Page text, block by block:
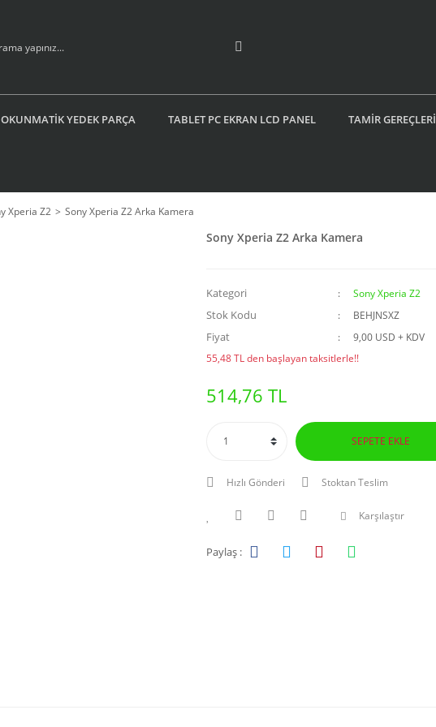
YEDEK PARÇA TABLET PC EKRAN LCD PANEL TAMİR GEREÇLERİ
Xperia Z2 Sony Xperia Z2 Arka Kamera
Sony Xperia Z2 Arka Kamera
Kategori Sony Xperia Z2
Stok Kodu BEHJNSXZ
Fiyat
9,00 USD + KDV
55,48 TL den başlayan taksitlerle!!
514,76 TL
SEPETE EKLE
Hızlı Gönderi Stoktan Teslim
Karşılaştır
Paylaş :